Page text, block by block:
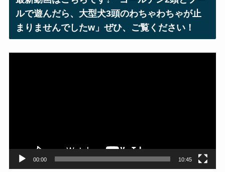
ス
ルで遊んだら、大型犬3頭のわちゃわちゃが止
まりませんでしたw」ぜひ、ご覧ください！
00:00 10:45